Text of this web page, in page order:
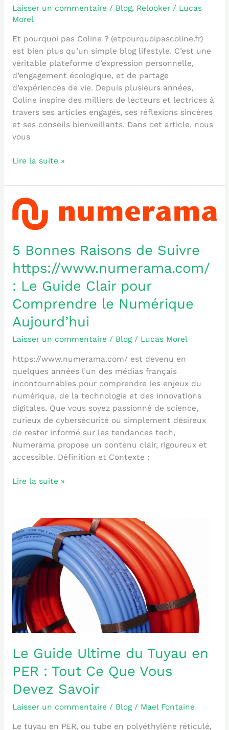
Laisser un commentaire / Blog, Relooker/ Lucas
Morel
Et pourquoi pas Coline ? (etpourquoipascoline.fr)
est bien plus qu’un simple blog lifestyle. C’est une
véritable plateforme d’expression personnelle,
d’engagement écologique, et de partage
d’expériences de vie. Depuis plusieurs années,
Coline inspire des milliers de lecteurs et lectrices à
travers ses articles engagés, ses réflexions sincères
et ses conseils bienveillants. Dans cet article, nous
vous
Authentique
et
Lire la suite »
5 Bonnes Raisons de Suivre
https://www.numerama.com/
: Le Guide Clair pour
Comprendre le Numérique
Aujourd’hui
Laisser un commentaire / Blog/ Lucas Morel
https://www.numerama.com/ est devenu en
quelques années l’un des médias français
incontournables pour comprendre les enjeux du
numérique, de la technologie et des innovations
digitales. Que vous soyez passionné de science,
curieux de cybersécurité ou simplement désireux
de rester informé sur les tendances tech,
Numerama propose un contenu clair, rigoureux et
accessible. Définition et Contexte :
5
Raisons
Suivre
https://www.numerama.com/
Le
Guide
pour
Comprendre
Numérique
Aujourd’hui
Lire la suite »
Le Guide Ultime du Tuyau en
PER : Tout Ce Que Vous
Devez Savoir
Laisser un commentaire / Blog/ Mael Fontaine
Le tuyau en PER, ou tube en polyéthylène réticulé,
Guide
Ultime
du
Tuyau
en
PER
Tout
Ce
Vous
Devez
Savoir